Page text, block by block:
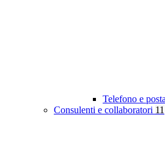
Telefono e
Consulenti e collaboratori 11